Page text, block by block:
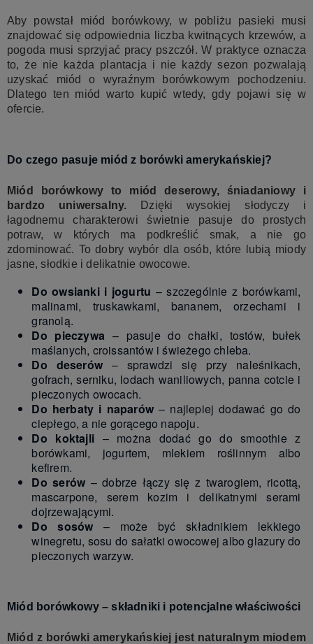
Aby powstał miód borówkowy, w pobliżu pasieki musi
znajdować się odpowiednia liczba kwitnących krzewów, a
pogoda musi sprzyjać pracy pszczół. W praktyce oznacza
to, że nie każda plantacja i nie każdy sezon pozwalają
uzyskać miód o wyraźnym borówkowym pochodzeniu.
Dlatego ten miód warto kupić wtedy, gdy pojawi się w
ofercie.
Do czego pasuje miód z borówki amerykańskiej?
Miód borówkowy to miód deserowy, śniadaniowy i
bardzo uniwersalny. Dzięki wysokiej słodyczy i
łagodnemu charakterowi świetnie pasuje do prostych
potraw, w których ma podkreślić smak, a nie go
zdominować. To dobry wybór dla osób, które lubią miody
jasne, słodkie i delikatnie owocowe.
Do owsianki i jogurtu – szczególnie z borówkami,
malinami, truskawkami, bananem, orzechami i
granolą.
Do pieczywa – pasuje do chałki, tostów, bułek
maślanych, croissantów i świeżego chleba.
Do deserów – sprawdzi się przy naleśnikach,
gofrach, serniku, lodach waniliowych, panna cotcie i
pieczonych owocach.
Do herbaty i naparów – najlepiej dodawać go do
ciepłego, a nie gorącego napoju.
Do koktajli– można dodać go do smoothie z
borówkami, jogurtem, mlekiem roślinnym albo
kefirem.
Do serów – dobrze łączy się z twarogiem, ricottą,
mascarpone, serem kozim i delikatnymi serami
dojrzewającymi.
Do sosów – może być składnikiem lekkiego
winegretu, sosu do sałatki owocowej albo glazury do
pieczonych warzyw.
Miód borówkowy – składniki i potencjalne właściwości
Miód z borówki amerykańskiej jest naturalnym miodem